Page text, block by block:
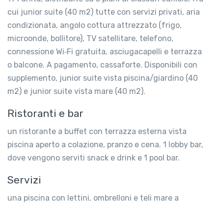
cui junior suite (40 m2) tutte con servizi privati, aria
condizionata, angolo cottura attrezzato (frigo,
microonde, bollitore), TV satellitare, telefono,
connessione Wi‑Fi gratuita, asciugacapelli e terrazza
o balcone. A pagamento, cassaforte. Disponibili con
supplemento, junior suite vista piscina/giardino (40
m2) e junior suite vista mare (40 m2).
Ristoranti e bar
un ristorante a buffet con terrazza esterna vista
piscina aperto a colazione, pranzo e cena. 1 lobby bar,
dove vengono serviti snack e drink e 1 pool bar.
Servizi
una piscina con lettini, ombrelloni e teli mare a